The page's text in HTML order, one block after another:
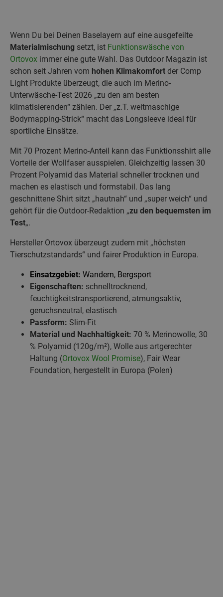
Wenn Du bei Deinen Baselayern auf eine ausgefeilte
Materialmischung setzt, ist Funktionswäsche von
Ortovox immer eine gute Wahl. Das Outdoor Magazin ist
schon seit Jahren vom hohen Klimakomfort der Comp
Light Produkte überzeugt, die auch im Merino-
Unterwäsche-Test 2026 „zu den am besten
klimatisierenden“ zählen. Der „z.T. weitmaschige
Bodymapping-Strick“ macht das Longsleeve ideal für
sportliche Einsätze.
Mit 70 Prozent Merino-Anteil kann das Funktionsshirt alle
Vorteile der Wollfaser ausspielen. Gleichzeitig lassen 30
Prozent Polyamid das Material schneller trocknen und
machen es elastisch und formstabil. Das lang
geschnittene Shirt sitzt „hautnah“ und „super weich“ und
gehört für die Outdoor-Redaktion „zu den bequemsten im
Test„.
Hersteller Ortovox überzeugt zudem mit „höchsten
Tierschutzstandards“ und fairer Produktion in Europa.
Einsatzgebiet: Wandern, Bergsport
Eigenschaften: schnelltrocknend,
feuchtigkeitstransportierend, atmungsaktiv,
geruchsneutral, elastisch
Passform: Slim-Fit
Material und Nachhaltigkeit: 70 % Merinowolle, 30
% Polyamid (120g/m²), Wolle aus artgerechter
Haltung (Ortovox Wool Promise), Fair Wear
Foundation, hergestellt in Europa (Polen)